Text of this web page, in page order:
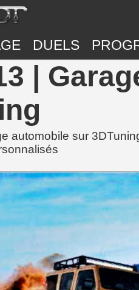
DUELS
|
automobile sur